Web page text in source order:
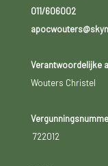
011/606002
Verantwoordelijke
Wouters Christel
722012